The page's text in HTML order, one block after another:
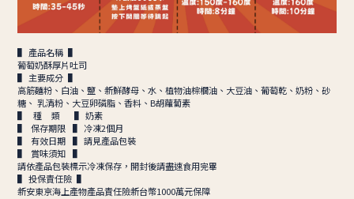
▌ 產品名稱 ▌
葡萄奶酥厚片吐司
▌ 主要成分 ▌
高筋麵粉、白油、鹽、新鮮酵母、水、植物油棕櫚油、大豆油、葡萄乾、奶粉、砂
糖、 乳清粉、大豆卵磷脂、香料、B胡蘿蔔素
▌ 種 類 ▌ 奶素
▌ 保存期限 ▌ 冷凍2個月
▌ 有效日期 ▌ 請見產品包裝
▌ 賞味須知 ▌
請依產品包裝標示冷凍保存，開封後請盡速食用完畢
▌ 投保責任險 ▌
新安東京海上產物產品責任險新台幣1000萬元保障